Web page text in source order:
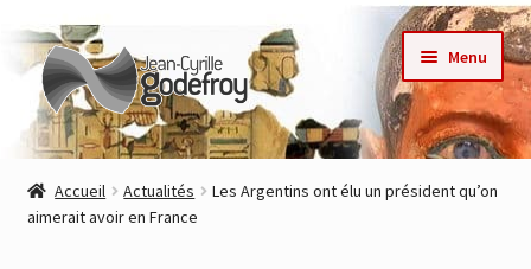
Aller
à
la
navigation
Aller
au
contenu
Menu
Accueil
Nos collections
Accueil Actualités
Les Argentins ont élu un président qu’on
aimerait avoir en France